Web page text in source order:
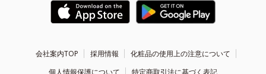
会社案内TOP 採用情報
化粧品の使用上の注意について
個人情報保護について
特定商取引法に基づく表記